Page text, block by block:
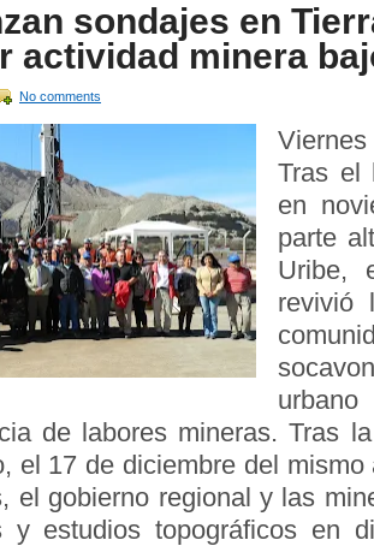
sondajes en
actividad minera
No comments
Tras el
en
parte
Uribe,
revivió
de labores mineras. Tras
el 17 de diciembre del
el gobierno regional y las
y estudios topográficos en